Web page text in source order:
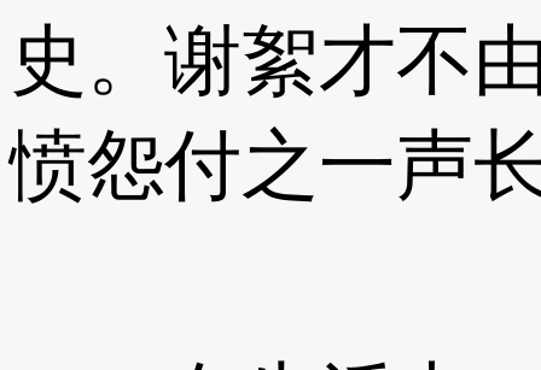
史。谢絮才不
愤怨付之一声